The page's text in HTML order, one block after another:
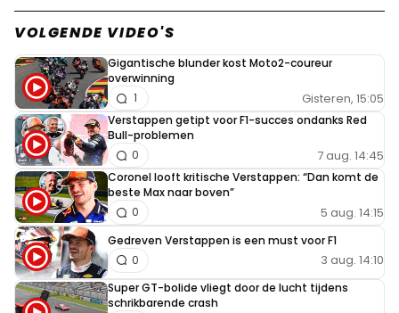
VOLGENDE VIDEO'S
Gigantische blunder kost Moto2-coureur
overwinning
Gisteren, 15:05
1
Verstappen getipt voor F1-succes ondanks Red
Bull-problemen
7 aug. 14:45
0
Coronel looft kritische Verstappen: “Dan komt de
beste Max naar boven”
5 aug. 14:15
0
Gedreven Verstappen is een must voor F1
3 aug. 14:10
0
Super GT-bolide vliegt door de lucht tijdens
schrikbarende crash